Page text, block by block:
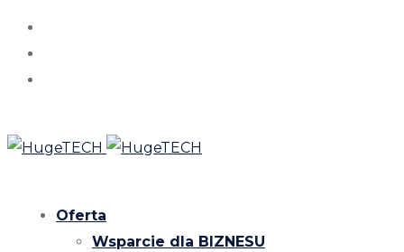
Oferta
Wsparcie dla BIZNESU